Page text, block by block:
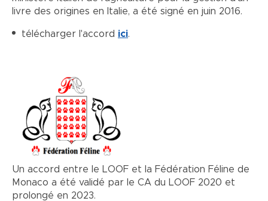
livre des origines en Italie, a été signé en juin 2016.
télécharger l'accord ici.
Un accord entre le LOOF et la Fédération Féline de
Monaco a été validé par le CA du LOOF 2020 et
prolongé en 2023.